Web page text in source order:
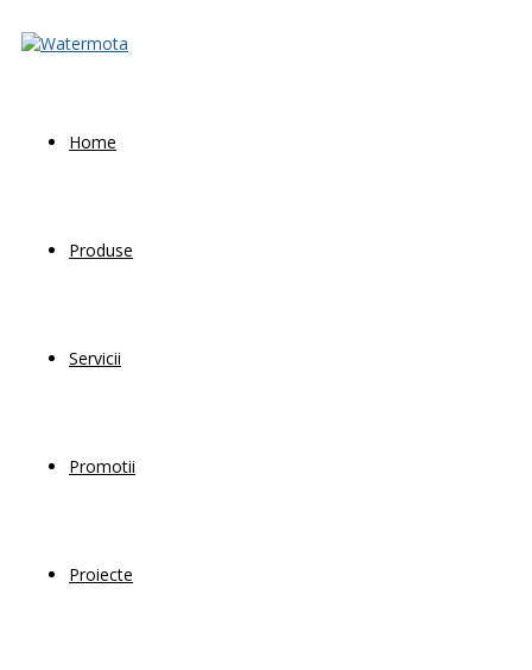
Home
Produse
Servicii
Promotii
Proiecte